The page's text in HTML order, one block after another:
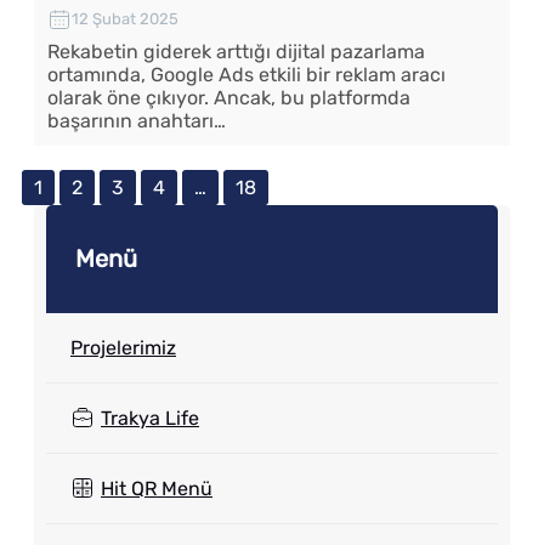
12 Şubat 2025
Rekabetin giderek arttığı dijital pazarlama
ortamında, Google Ads etkili bir reklam aracı
olarak öne çıkıyor. Ancak, bu platformda
başarının anahtarı…
1 2 3 4 … 18
Menü
Projelerimiz
Trakya Life
Hit QR Menü